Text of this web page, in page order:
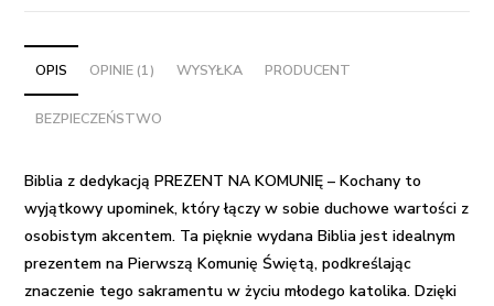
PREZENT
NA
KOMUNIĘ
OPIS OPINIE (1) WYSYŁKA PRODUCENT
BEZPIECZEŃSTWO
Biblia z dedykacją PREZENT NA KOMUNIĘ – Kochany to
wyjątkowy upominek, który łączy w sobie duchowe wartości z
osobistym akcentem. Ta pięknie wydana Biblia jest idealnym
prezentem na Pierwszą Komunię Świętą, podkreślając
znaczenie tego sakramentu w życiu młodego katolika. Dzięki